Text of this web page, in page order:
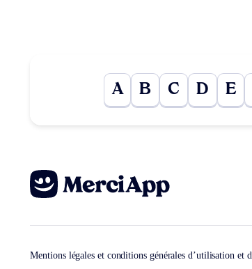
A B C D E
Mentions légales et conditions générales d’utilisation et